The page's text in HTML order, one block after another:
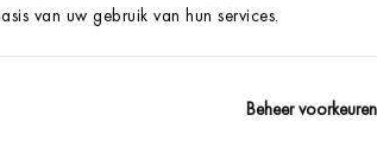
van uw gebruik van hun services.
Beheer voorkeuren